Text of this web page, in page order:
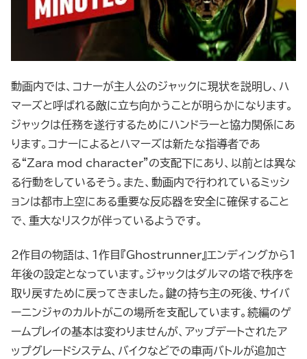
動画内では、コナーが主人公のジャックに現状を説明し、ハ
マーズと呼ばれる敵に立ち向かうことが明らかになります。
ジャックは任務を遂行するためにハンドラーと協力関係にあ
ります。コナーによるとハマーズは新たな指導者であ
る“Zara mod character”の支配下にあり、以前とは異な
る行動をしているそう。また、動画内で行われているミッシ
ョンは都市上空にある重要な反応器を安全に確保すること
で、重大なリスクが伴っているようです。
2作目の物語は、1作目『Ghostrunner』エンディングから1
年後の設定となっています。ジャックはダルマの塔で秩序を
取り戻すために戻ってきました。鍵の持ち主の死後、サイバ
ーニンジャのカルトがこの場所を支配しています。続編のゲ
ームプレイの基本は変わりませんが、アップデートされたア
ップグレードシステム、バイクなどでの車両バトルが追加さ